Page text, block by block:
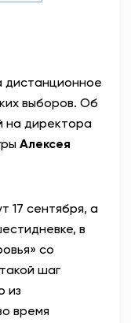
дистанционное
выборов. Об
на директора
Алексея
17 сентября, а
в
со
шаг
из
время